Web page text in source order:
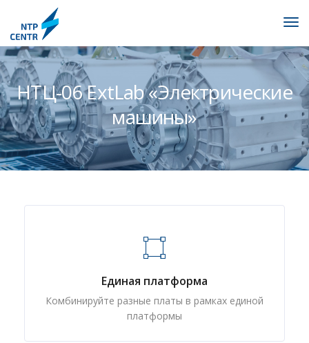
НТЦ-06 ExtLab «Электрические
машины»
Единая платформа
Комбинируйте разные платы в рамках единой
платформы